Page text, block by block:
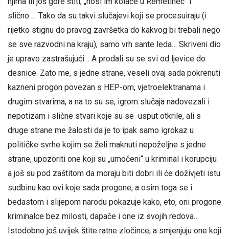
slično… Tako da su takvi slučajevi koji se procesuiraju (i
rijetko stignu do pravog završetka do kakvog bi trebali nego
se sve razvodni na kraju), samo vrh sante leda… Skriveni dio
je upravo zastrašujući… A prodali su se svi od ljevice do
desnice. Zato me, s jedne strane, veseli ovaj sada pokrenuti
kazneni progon povezan s HEP-om, vjetroelektranama i
drugim stvarima, a na to su se, igrom slučaja nadovezali i
nepotizam i slične stvari koje su se usput otkrile, ali s
druge strane me žalosti da je to ipak samo igrokaz u
političke svrhe kojim se želi maknuti nepoželjne s jedne
strane, upozoriti one koji su „umočeni“ u kriminal i korupciju
a još su pod zaštitom da moraju biti dobri ili će doživjeti istu
sudbinu kao ovi koje sada progone, a osim toga se i
bedastom i slijepom narodu pokazuje kako, eto, oni progone
kriminalce bez milosti, dapače i one iz svojih redova…
Istodobno još uvijek štite ratne zločince, a smjenjuju one koji